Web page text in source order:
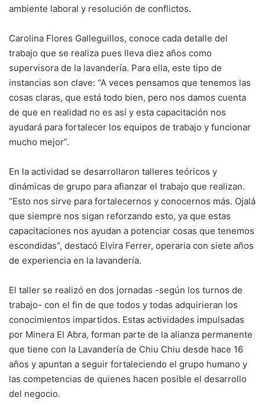
ambiente laboral y resolución de conflictos.
Carolina Flores Galleguillos, conoce cada detalle del
trabajo que se realiza pues lleva diez años como
supervisora de la lavandería. Para ella, este tipo de
instancias son clave: “A veces pensamos que tenemos las
cosas claras, que está todo bien, pero nos damos cuenta
de que en realidad no es así y esta capacitación nos
ayudará para fortalecer los equipos de trabajo y funcionar
mucho mejor”.
En la actividad se desarrollaron talleres teóricos y
dinámicas de grupo para afianzar el trabajo que realizan.
“Esto nos sirve para fortalecernos y conocernos más. Ojalá
que siempre nos sigan reforzando esto, ya que estas
capacitaciones nos ayudan a potenciar cosas que tenemos
escondidas”, destacó Elvira Ferrer, operaria con siete años
de experiencia en la lavandería.
El taller se realizó en dos jornadas -según los turnos de
trabajo- con el fin de que todos y todas adquirieran los
conocimientos impartidos. Estas actividades impulsadas
por Minera El Abra, forman parte de la alianza permanente
que tiene con la Lavandería de Chiu Chiu desde hace 16
años y apuntan a seguir fortaleciendo el grupo humano y
las competencias de quienes hacen posible el desarrollo
del negocio.